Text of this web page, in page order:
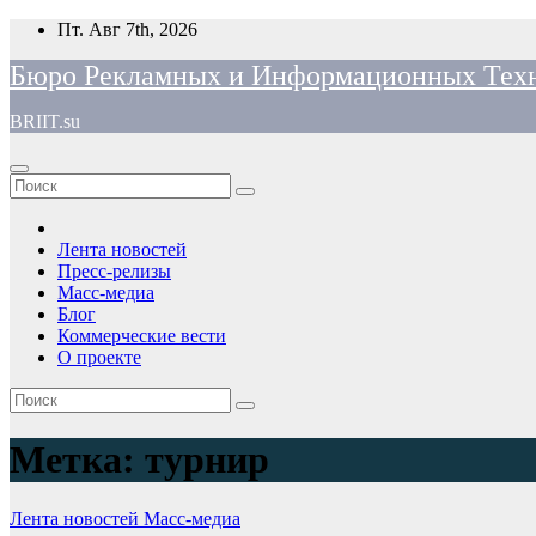
Перейти
содержимому
Пт. Авг 7th, 2026
Бюро Рекламных и Информационных
BRIIT.su
Лента новостей
Пресс-релизы
Масс-медиа
Блог
Коммерческие вести
О проекте
Метка: турнир
Лента новостей Масс-медиа